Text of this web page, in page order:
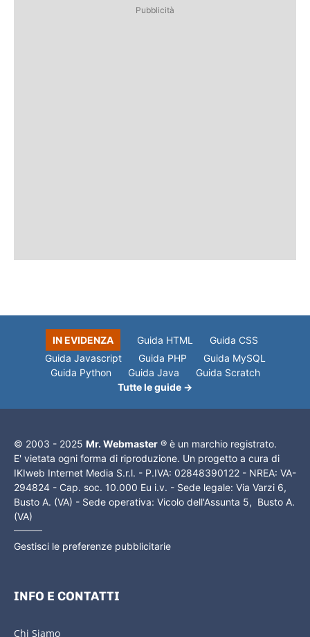
Pubblicità
IN EVIDENZA Guida HTML
Guida CSS
Guida Javascript
Guida PHP
Guida MySQL
Guida Python
Guida Java
Guida Scratch
Tutte le guide →
© 2003 - 2025 Mr. Webmaster ® è un marchio registrato.
E' vietata ogni forma di riproduzione. Un progetto a cura di
IKIweb Internet Media S.r.l. - P.IVA: 02848390122 - NREA: VA-
294824 - Cap. soc. 10.000 Eu i.v. - Sede legale: Via Varzi 6,
Busto A. (VA) - Sede operativa: Vicolo dell'Assunta 5, Busto A.
(VA)
Gestisci le preferenze pubblicitarie
INFO E CONTATTI
Chi Siamo